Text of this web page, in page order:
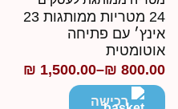
24 מטריות ממותגות 23
עם פתיחה
₪
–
₪1,500.00
רכישה